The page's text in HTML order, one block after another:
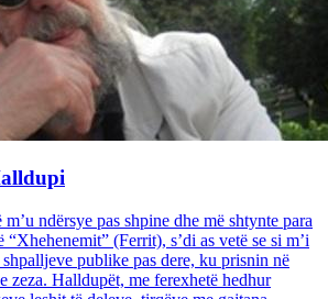
ndërsye pas shpine dhe më shtynte para
“Xhehenemit” (Ferrit), s’di as vetë se si m’i
publike pas dere, ku prisnin në
zeza. Halldupët, me ferexhetë hedhur